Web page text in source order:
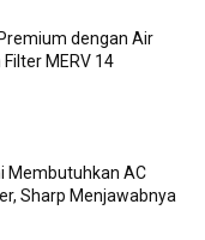
dengan Air
MERV 14
Membutuhkan AC
Sharp Menjawabnya